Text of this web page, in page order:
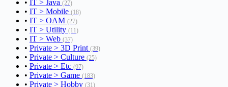
• IT > Java (27)
• IT > Mobile (18)
• IT > OAM (27)
• IT > Utility (11)
• IT > Web (37)
• Private > 3D Print (39)
• Private > Culture (25)
• Private > Etc (97)
• Private > Game (183)
• Private > Hobby (31)